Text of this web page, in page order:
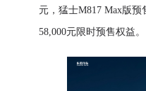
元，猛士M817 Max版
58,000元限时预售权益。